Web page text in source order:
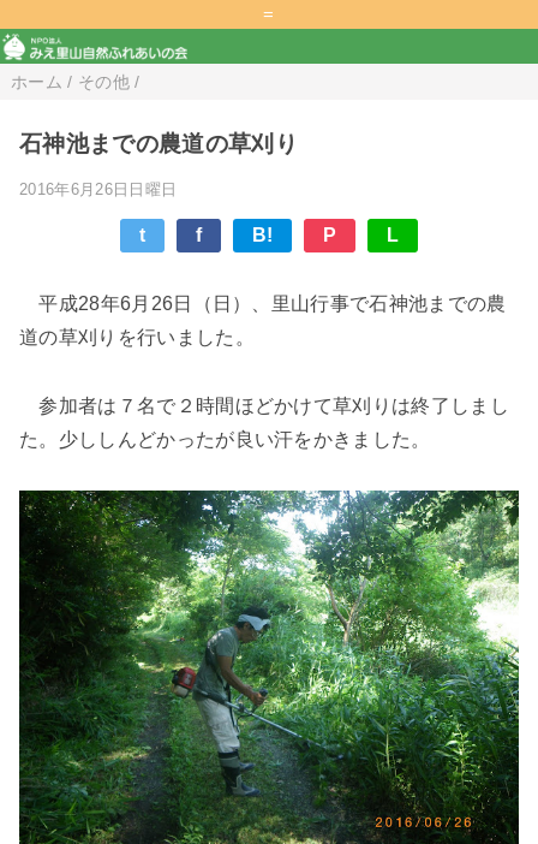
=
ホーム / その他/
石神池までの農道の草刈り
2016年6月26日日曜日
t f B! P L
平成28年6月26日（日）、里山行事で石神池までの農
道の草刈りを行いました。
参加者は７名で２時間ほどかけて草刈りは終了しまし
た。少ししんどかったが良い汗をかきました。